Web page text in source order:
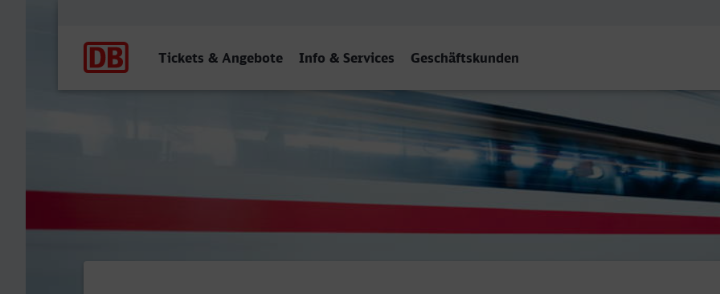
Tickets & Angebote Info & Services Geschäftskunden
Heidelberg Hbf - Schwerin Hbf